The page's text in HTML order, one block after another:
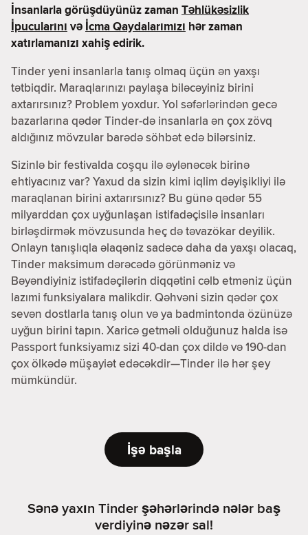
İnsanlarla görüşdüyünüz zaman Təhlükəsizlik
İpucularını və İcma Qaydalarımızı hər zaman
xatırlamanızı xahiş edirik.
Tinder yeni insanlarla tanış olmaq üçün ən yaxşı
tətbiqdir. Maraqlarınızı paylaşa biləcəyiniz birini
axtarırsınız? Problem yoxdur. Yol səfərlərindən gecə
bazarlarına qədər Tinder-də insanlarla ən çox zövq
aldığınız mövzular barədə söhbət edə bilərsiniz.
Sizinlə bir festivalda coşqu ilə əylənəcək birinə
ehtiyacınız var? Yaxud da sizin kimi iqlim dəyişikliyi ilə
maraqlanan birini axtarırsınız? Bu günə qədər 55
milyarddan çox uyğunlaşan istifadəçisilə insanları
birləşdirmək mövzusunda heç də təvazökar deyilik.
Onlayn tanışlıqla əlaqəniz sadəcə daha da yaxşı olacaq,
Tinder maksimum dərəcədə görünməniz və
Bəyəndiyiniz istifadəçilərin diqqətini cəlb etməniz üçün
lazımi funksiyalara malikdir. Qəhvəni sizin qədər çox
sevən dostlarla tanış olun və ya badmintonda özünüzə
uyğun birini tapın. Xaricə getməli olduğunuz halda isə
Passport funksiyamız sizi 40-dan çox dildə və 190-dan
çox ölkədə müşayiət edəcəkdir—Tinder ilə hər şey
mümkündür.
İşə başla
Sənə yaxın Tinder şəhərlərində nələr baş
verdiyinə nəzər sal!